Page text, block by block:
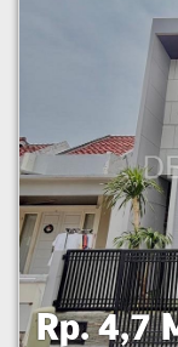
Rp. 4,7